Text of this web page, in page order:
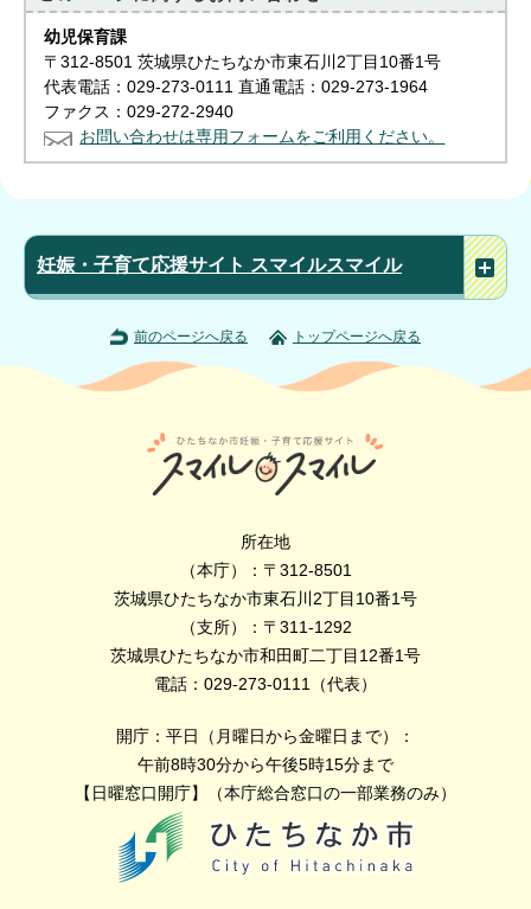
幼児保育課
〒312-8501 茨城県ひたちなか市東石川2丁目10番1号
代表電話：029-273-0111 直通電話：029-273-1964
ファクス：029-272-2940
お問い合わせは専用フォームをご利用ください。
妊娠・子育て応援サイト スマイルスマイル
前のページへ戻る トップページへ戻る
所在地
（本庁）：〒312-8501
茨城県ひたちなか市東石川2丁目10番1号
（支所）：〒311-1292
茨城県ひたちなか市和田町二丁目12番1号
電話：029-273-0111（代表）
開庁：平日（月曜日から金曜日まで）：
午前8時30分から午後5時15分まで
【日曜窓口開庁】（本庁総合窓口の一部業務のみ）